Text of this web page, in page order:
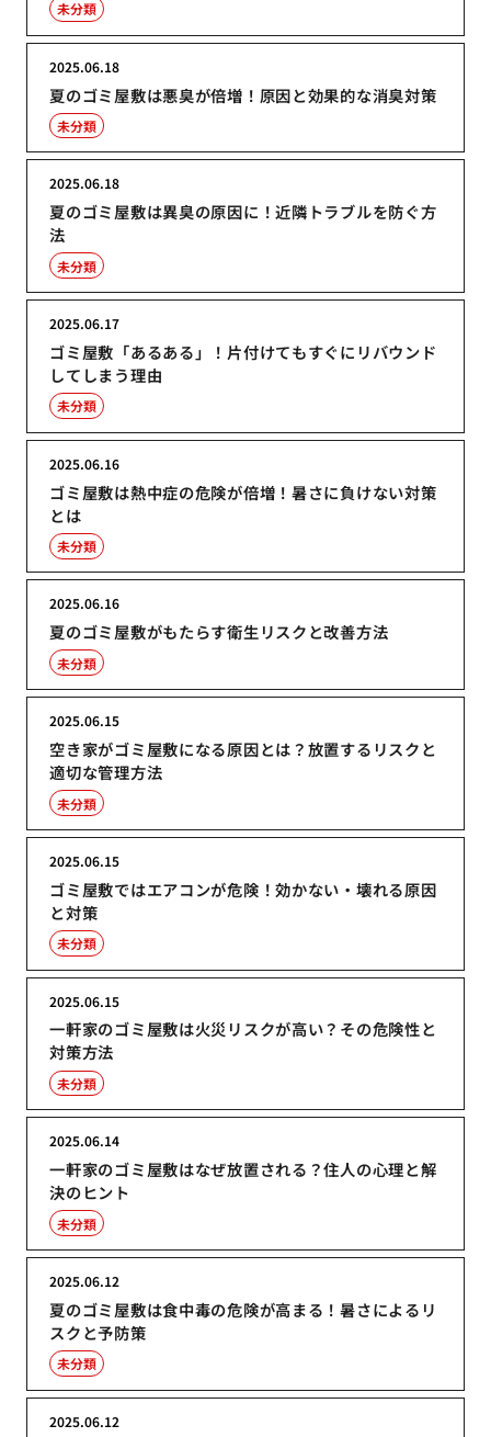
未分類
夏のゴミ屋敷は悪臭が倍増！原因と効果的な消臭対策
2025.06.18
未分類
夏のゴミ屋敷は異臭の原因に！近隣トラブルを防ぐ方
法
2025.06.18
未分類
ゴミ屋敷「あるある」！片付けてもすぐにリバウンド
してしまう理由
2025.06.17
未分類
ゴミ屋敷は熱中症の危険が倍増！暑さに負けない対策
とは
2025.06.16
未分類
夏のゴミ屋敷がもたらす衛生リスクと改善方法
2025.06.16
未分類
空き家がゴミ屋敷になる原因とは？放置するリスクと
適切な管理方法
2025.06.15
未分類
ゴミ屋敷ではエアコンが危険！効かない・壊れる原因
と対策
2025.06.15
未分類
一軒家のゴミ屋敷は火災リスクが高い？その危険性と
対策方法
2025.06.15
未分類
一軒家のゴミ屋敷はなぜ放置される？住人の心理と解
決のヒント
2025.06.14
未分類
夏のゴミ屋敷は食中毒の危険が高まる！暑さによるリ
スクと予防策
2025.06.12
未分類
2025.06.12